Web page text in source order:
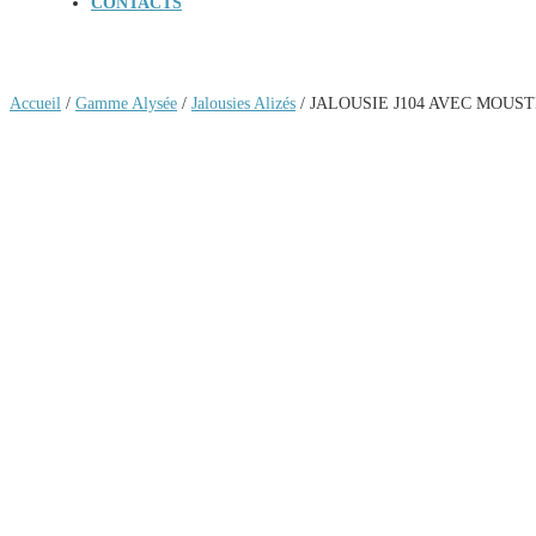
Accueil / Gamme Alysée / Jalousies Alizés / JALOUSIE J104 AVEC